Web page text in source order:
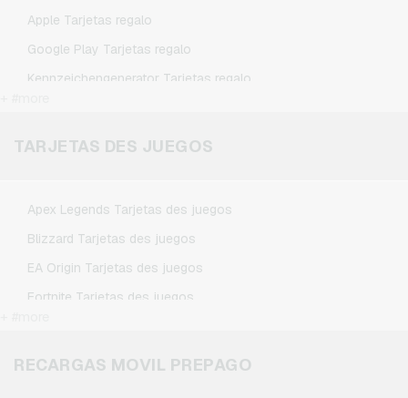
Apple Tarjetas regalo
Google Play Tarjetas regalo
Kennzeichengenerator Tarjetas regalo
Netflix Tarjetas regalo
TARJETAS DES JUEGOS
Apex Legends Tarjetas des juegos
Blizzard Tarjetas des juegos
EA Origin Tarjetas des juegos
Fortnite Tarjetas des juegos
Minecraft Tarjetas des juegos
RECARGAS MOVIL PREPAGO